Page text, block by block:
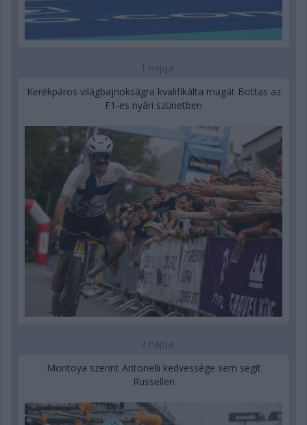
1 napja
Kerékpáros világbajnokságra kvalifikálta magát Bottas az
F1-es nyári szünetben
2 napja
Montoya szerint Antonelli kedvessége sem segít
Russellen